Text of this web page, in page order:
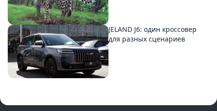
JELAND J6: один кроссовер
для разных сценариев